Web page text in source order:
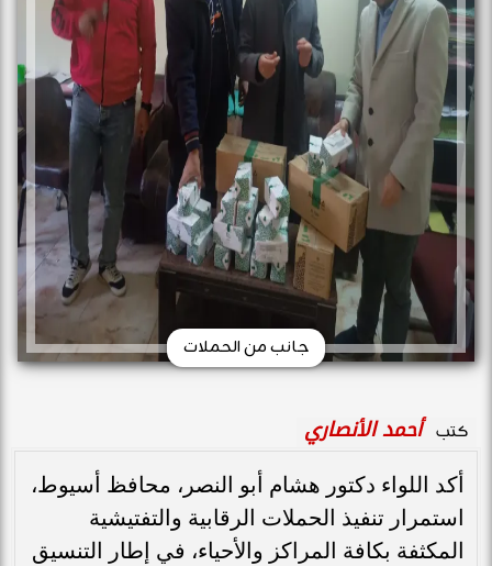
جانب من الحملات
كتب أحمد الأنصاري
أكد اللواء دكتور هشام أبو النصر، محافظ أسيوط،
استمرار تنفيذ الحملات الرقابية والتفتيشية
المكثفة بكافة المراكز والأحياء، في إطار التنسيق